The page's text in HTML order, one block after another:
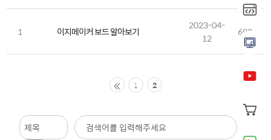
1 이지메이커 보드 알아보기
2023-04-
12
692
1 2